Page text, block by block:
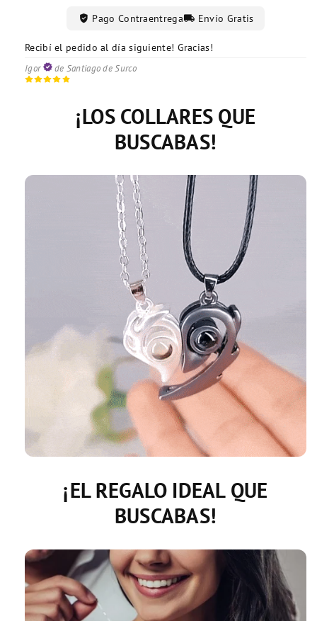
verified_user Pago Contraentregalocal_shipping Envío Gratis
Recibí el pedido al día siguiente! Gracias!
Igor de Santiago de Surco
Excelente servicio de entrega!
Mayra de Lince
Recibí todo conforme y correctamente!
Vanessa de Magdalena
¡LOS COLLARES QUE
BUSCABAS!
¡EL REGALO IDEAL QUE
BUSCABAS!